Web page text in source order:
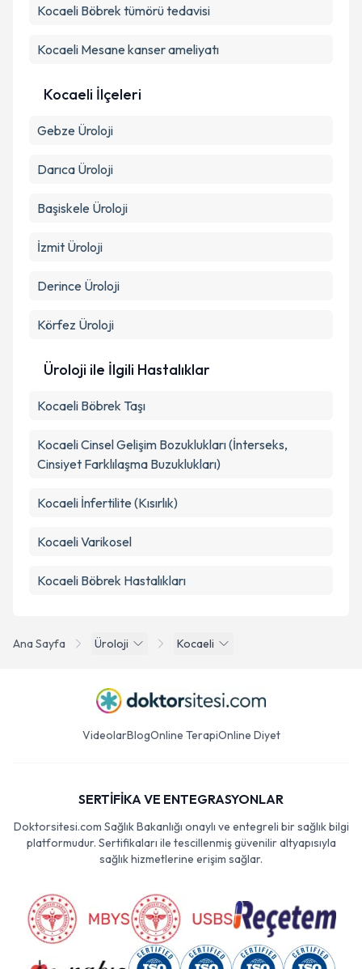
Ana Sayfa Üroloji Kocaeli
Kocaeli Böbrek tümörü tedavisi
Kocaeli Mesane kanser ameliyatı
Kocaeli İlçeleri
Gebze Üroloji
Darıca Üroloji
Başiskele Üroloji
İzmit Üroloji
Derince Üroloji
Körfez Üroloji
Üroloji ile İlgili Hastalıklar
Kocaeli Böbrek Taşı
Kocaeli Cinsel Gelişim Bozuklukları (İnterseks,
Cinsiyet Farklılaşma Buzuklukları)
Kocaeli İnfertilite (Kısırlık)
Kocaeli Varikosel
Kocaeli Böbrek Hastalıkları
VideolarBlogOnline TerapiOnline Diyet
SERTİFİKA VE ENTEGRASYONLAR
Doktorsitesi.com Sağlık Bakanlığı onaylı ve entegreli bir sağlık bilgi
platformudur. Sertifikaları ile tescillenmiş güvenilir altyapısıyla
sağlık hizmetlerine erişim sağlar.